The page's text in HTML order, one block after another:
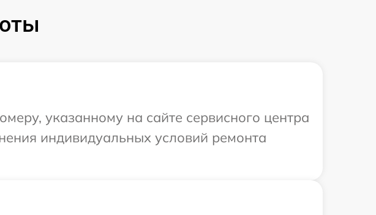
указанному на сайте сервисного центра
индивидуальных условий ремонта